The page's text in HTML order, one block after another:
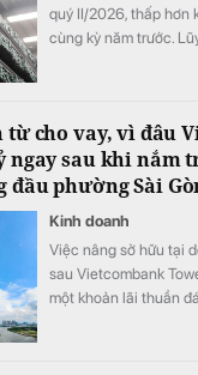
quý II/2026, thấp hơn
cùng kỳ năm trước.
cho vay, vì đâu
ngay sau khi nắm
đầu phường Sài
Kinh doanh
Việc nâng sở hữu tại
sau Vietcombank
một khoản lãi thuần